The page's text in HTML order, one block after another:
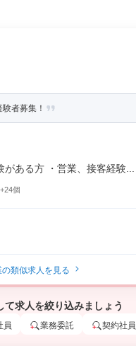
者募集！
ある方 ・営業、接客経験...
+24個
の類似求人を見る
て求人を絞り込みましょう
員 業務委託 契約社員